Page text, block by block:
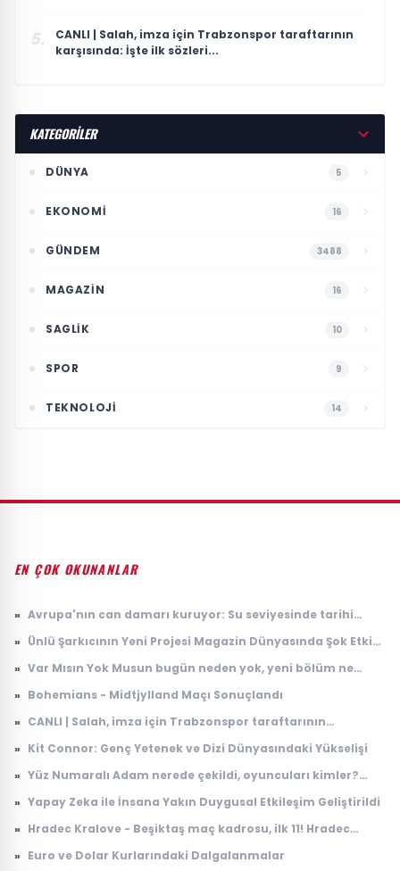
5.
CANLI | Salah, imza için Trabzonspor taraftarının
karşısında: İşte ilk sözleri...
KATEGORİLER
DÜNYA 5
EKONOMI 16
GÜNDEM 3488
MAGAZIN 16
SAGLIK 10
SPOR 9
TEKNOLOJI 14
EN ÇOK OKUNANLAR
» Avrupa'nın can damarı kuruyor: Su seviyesinde tarihi
» Ünlü Şarkıcının Yeni Projesi Magazin Dünyasında Şok Etkisi
» Var Mısın Yok Musun bugün neden yok, yeni bölüm ne
» Bohemians - Midtjylland Maçı Sonuçlandı
» CANLI | Salah, imza için Trabzonspor taraftarının
» Kit Connor: Genç Yetenek ve Dizi Dünyasındaki Yükselişi
» Yüz Numaralı Adam nerede çekildi, oyuncuları kimler?
zaman çekildi?
» Yapay Zeka ile İnsana Yakın Duygusal Etkileşim Geliştirildi
» Hradec Kralove - Beşiktaş maç kadrosu, ilk 11! Hradec
» Euro ve Dolar Kurlarındaki Dalgalanmalar